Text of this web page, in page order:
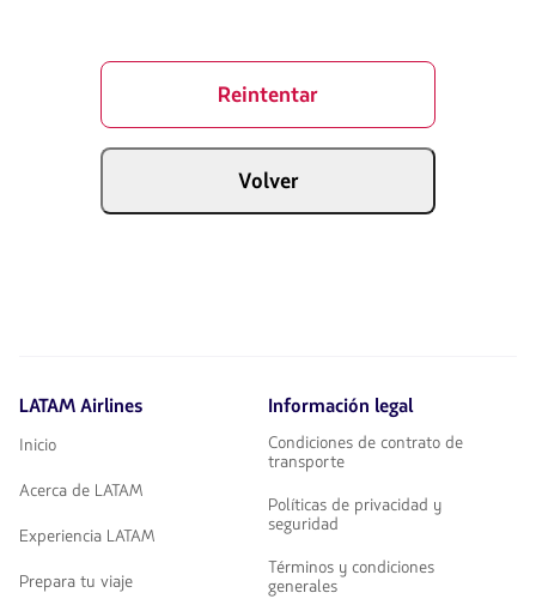
Reintentar
Volver
LATAM Airlines
Inicio
Acerca de LATAM
Experiencia LATAM
Prepara tu viaje
Información legal
Condiciones de contrato de
transporte
Políticas de privacidad y
seguridad
Términos y condiciones
generales